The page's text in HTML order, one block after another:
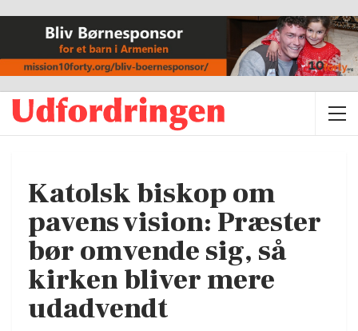
Katolsk biskop om
pavens vision: Præster
bør omvende sig, så
kirken bliver mere
udadvendt